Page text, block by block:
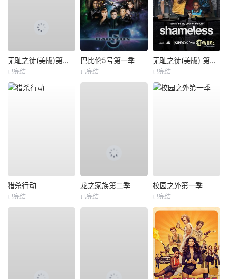
无耻之徒(美版)第一季
已完结
巴比伦5号第一季
已完结
无耻之徒(美版) 第五季
已完结
猎杀行动
已完结
龙之家族第二季
已完结
校园之外第一季
已完结